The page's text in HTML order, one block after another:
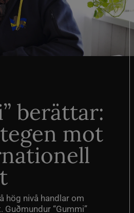
berättar:
mot
hög nivå handlar om
“Gummi”